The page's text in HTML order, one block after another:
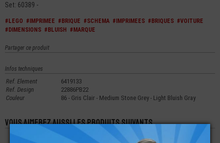
Set: 60389 -
#LEGO #IMPRIMEE #BRIQUE #SCHEMA #IMPRIMEES #BRIQUES #VOITURE
#DIMENSIONS #BLUISH #MARQUE
Partager ce produit
Infos techniques
Ref. Element
6419133
Ref. Design
22886PB22
Couleur
86 - Gris Clair - Medium Stone Grey - Light Bluish Gray
Vous aimerez aussi les produits suivants